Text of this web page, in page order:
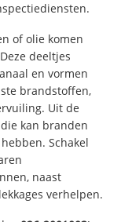
of olie komen
deeltjes
en vormen
brandstoffen,
Uit de
kan branden
Schakel
naast
verhelpen.